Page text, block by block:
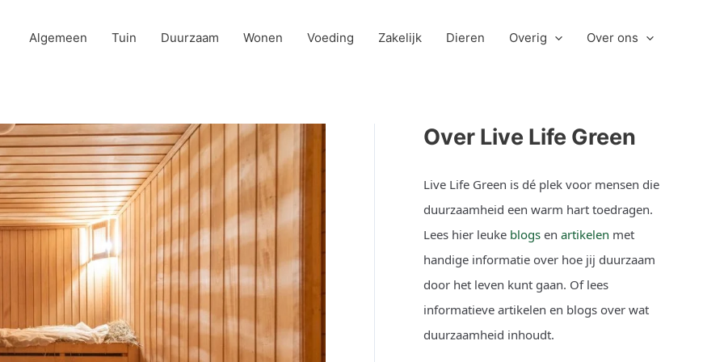
Algemeen Tuin Duurzaam Wonen Voeding Zakelijk Dieren Overig Over ons
Over Live Life Green
Live Life Green is dé plek voor mensen die
duurzaamheid een warm hart toedragen.
Lees hier leuke blogs en artikelen met
handige informatie over hoe jij duurzaam
door het leven kunt gaan. Of lees
informatieve artikelen en blogs over wat
duurzaamheid inhoudt.